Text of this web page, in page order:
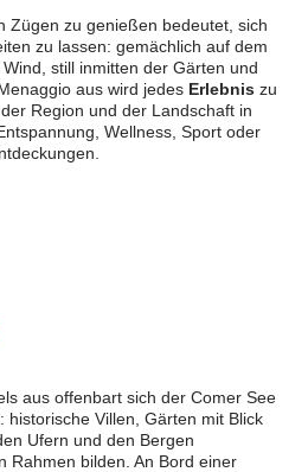
Zügen zu genießen bedeutet, sich
zu lassen: gemächlich auf dem
still inmitten der Gärten und
aus wird jedes Erlebnis zu
Region und der Landschaft in
Wellness, Sport oder
aus offenbart sich der Comer See
historische Villen, Gärten mit Blick
Ufern und den Bergen
Rahmen bilden. An Bord einer